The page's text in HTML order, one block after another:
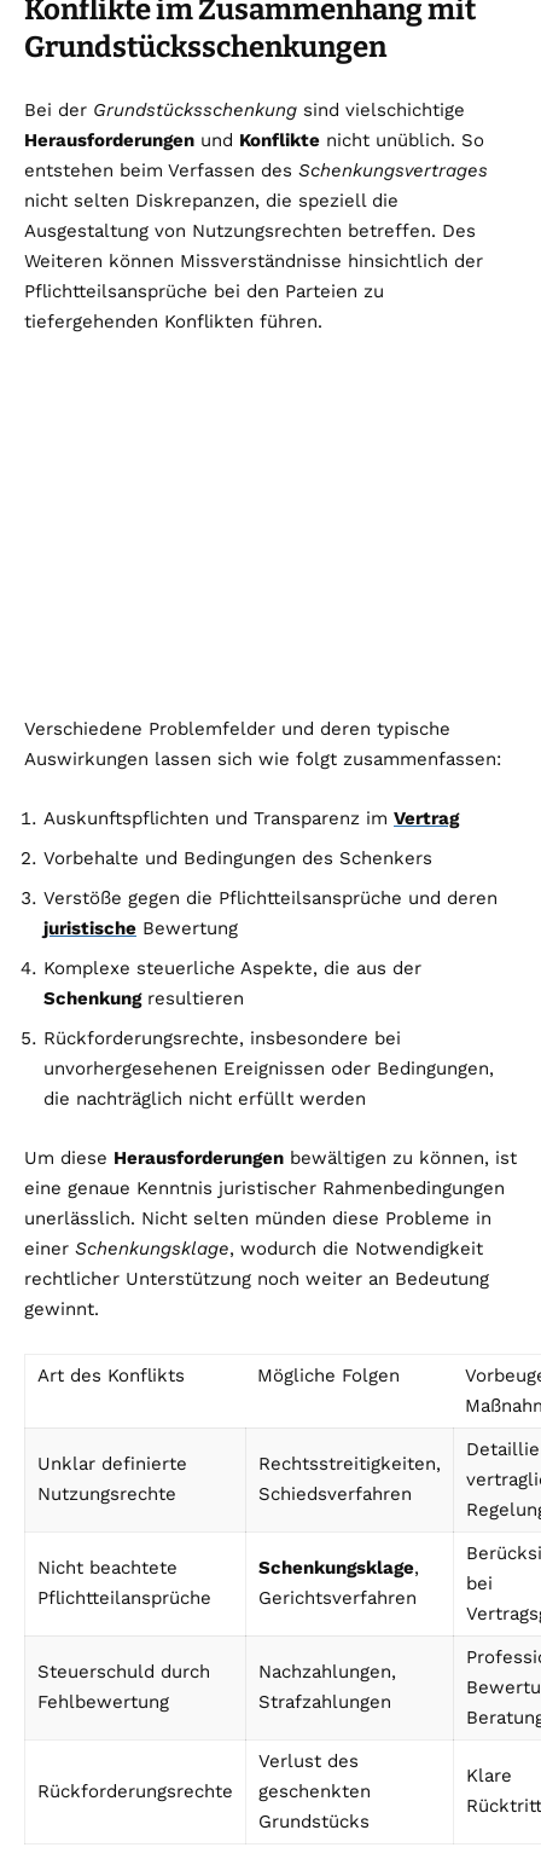
Konflikte im Zusammenhang mit
Grundstücksschenkungen
Bei der Grundstücksschenkung sind vielschichtige
Herausforderungen und Konflikte nicht unüblich. So
entstehen beim Verfassen des Schenkungsvertrages
nicht selten Diskrepanzen, die speziell die
Ausgestaltung von Nutzungsrechten betreffen. Des
Weiteren können Missverständnisse hinsichtlich der
Pflichtteilsansprüche bei den Parteien zu
tiefergehenden Konflikten führen.
Verschiedene Problemfelder und deren typische
Auswirkungen lassen sich wie folgt zusammenfassen:
Auskunftspflichten und Transparenz im Vertrag
Vorbehalte und Bedingungen des Schenkers
Verstöße gegen die Pflichtteilsansprüche und deren
juristische Bewertung
Komplexe steuerliche Aspekte, die aus der
Schenkungresultieren
Rückforderungsrechte, insbesondere bei
unvorhergesehenen Ereignissen oder Bedingungen,
die nachträglich nicht erfüllt werden
Um diese Herausforderungen bewältigen zu können, ist
eine genaue Kenntnis juristischer Rahmenbedingungen
unerlässlich. Nicht selten münden diese Probleme in
einer Schenkungsklage, wodurch die Notwendigkeit
rechtlicher Unterstützung noch weiter an Bedeutung
gewinnt.
Art des Konflikts Mögliche Folgen
Unklar definierte
Nutzungsrechte
Rechtsstreitigkeiten,
Schiedsverfahren
Nicht beachtete
Pflichtteilansprüche
Schenkungsklage,
Gerichtsverfahren
bei
Steuerschuld durch
Fehlbewertung
Nachzahlungen,
Strafzahlungen
Rückforderungsrechte
Verlust des
geschenkten
Grundstücks
Klare